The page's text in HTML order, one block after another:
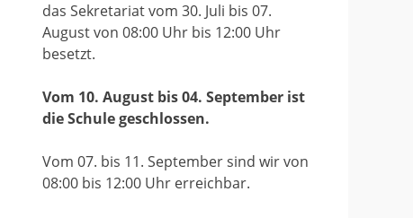
das Sekretariat vom 30. Juli bis 07.
August von 08:00 Uhr bis 12:00 Uhr
besetzt.
Vom 10. August bis 04. September ist
die Schule geschlossen.
Vom 07. bis 11. September sind wir von
08:00 bis 12:00 Uhr erreichbar.